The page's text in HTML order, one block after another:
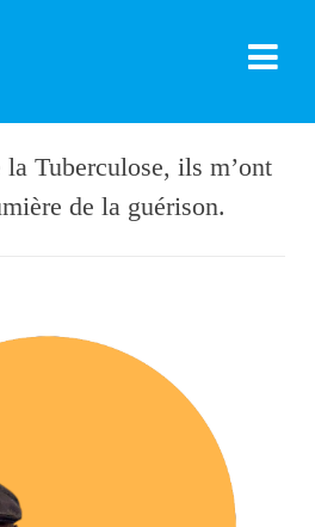
la Tuberculose, ils m’ont
de la guérison.